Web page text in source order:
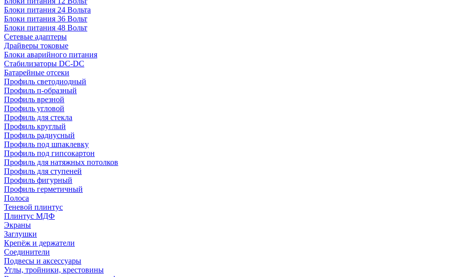
Блоки питания 24 Вольта
Блоки питания 36 Вольт
Блоки питания 48 Вольт
Сетевые адаптеры
Драйверы токовые
Блоки аварийного питания
Стабилизаторы DC-DC
Батарейные отсеки
Профиль светодиодный
Профиль п-образный
Профиль врезной
Профиль угловой
Профиль для стекла
Профиль круглый
Профиль радиусный
Профиль под шпаклевку
Профиль под гипсокартон
Профиль для натяжных потолков
Профиль для ступеней
Профиль фигурный
Профиль герметичный
Полоса
Теневой плинтус
Плинтус МДФ
Экраны
Заглушки
Крепёж и держатели
Соединители
Подвесы и аксессуары
Углы, тройники, крестовины